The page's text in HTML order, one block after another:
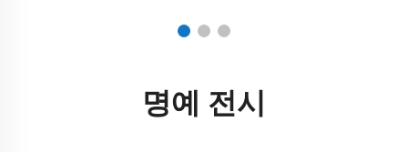
명예 전시